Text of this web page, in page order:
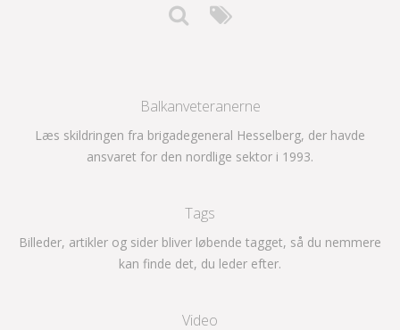
Balkanveteranerne
Læs skildringen fra brigadegeneral Hesselberg, der havde
ansvaret for den nordlige sektor i 1993.
Tags
Billeder, artikler og sider bliver løbende tagget, så du nemmere
kan finde det, du leder efter.
Video